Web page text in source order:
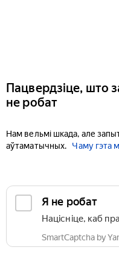
Пацвердзіце, што
не робат
Нам вельмі шкада, але
аўтаматычных.
Чаму гэта
Я не робат
Націсніце, каб
SmartCaptcha by